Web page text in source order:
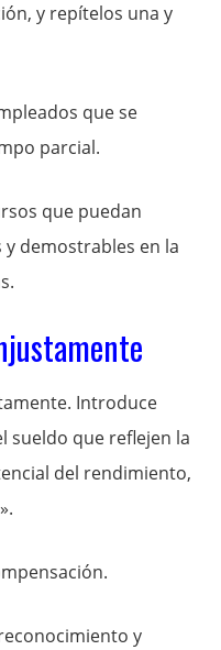
y repítelos una y
que se
parcial.
que puedan
demostrables en la
Introduce
sueldo que reflejen la
del rendimiento,
y